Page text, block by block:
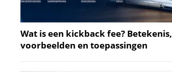
Wat is een kickback fee? Betekenis,
voorbeelden en toepassingen